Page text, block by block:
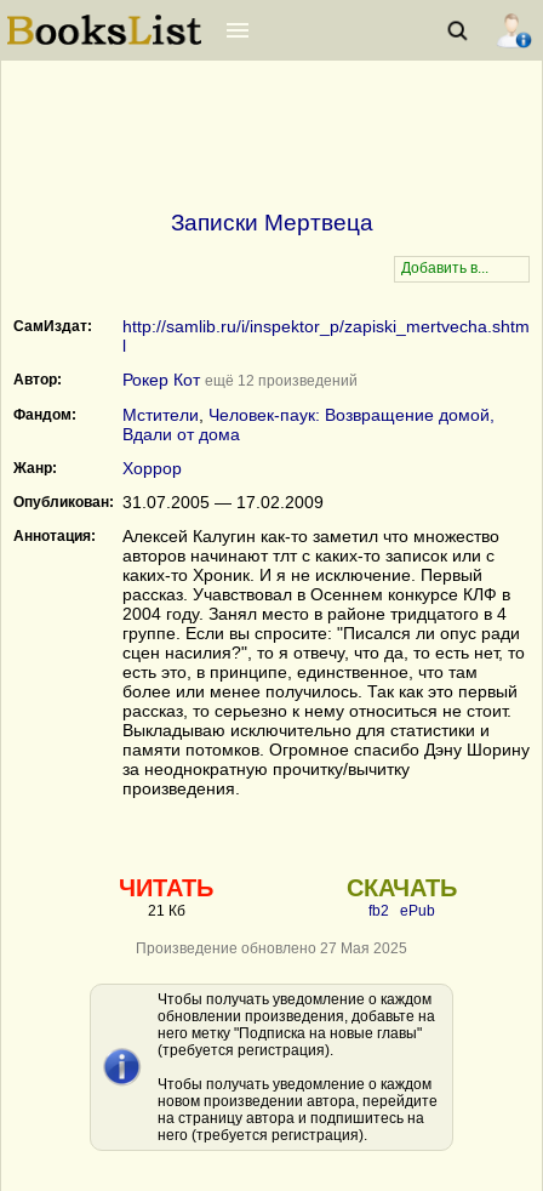
Записки Мертвеца
СамИздат:
http://samlib.ru/i/inspektor_p/zapiski_mertvecha.shtm
l
Автор: Рокер Кот ещё 12 произведений
Фандом:
Мстители
Человек-паук: Возвращение домой,
Вдали от дома
Жанр: Хоррор
Опубликован: 31.07.2005 — 17.02.2009
Аннотация:
Алексей Калугин как-то заметил что множество
авторов начинают тлт с каких-то записок или с
каких-то Хроник. И я не исключение. Первый
рассказ. Учавствовал в Осеннем конкурсе КЛФ в
2004 году. Занял место в районе тридцатого в 4
группе. Если вы спросите: "Писался ли опус ради
сцен насилия?", то я отвечу, что да, то есть нет, то
есть это, в принципе, единственное, что там
более или менее получилось. Так как это первый
рассказ, то серьезно к нему относиться не стоит.
Выкладываю исключительно для статистики и
памяти потомков. Огромное спасибо Дэну Шорину
за неоднократную прочитку/вычитку
произведения.
ЧИТАТЬ
21 Кб
СКАЧАТЬ
fb2 ePub
Произведение обновлено 27 Мая 2025
Чтобы получать уведомление о каждом
обновлении произведения, добавьте на
него метку "Подписка на новые главы"
(требуется регистрация).
Чтобы получать уведомление о каждом
новом произведении автора, перейдите
на страницу автора и подпишитесь на
него (требуется регистрация).